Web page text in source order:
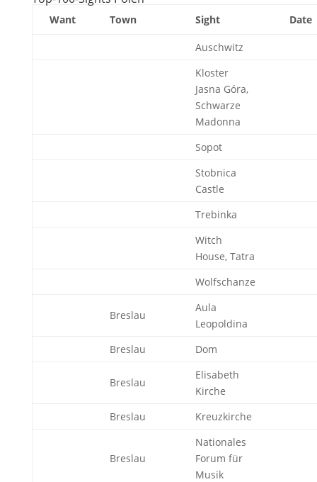
Want Town Sight Date
Auschwitz
Kloster
Jasna Góra,
Schwarze
Madonna
Sopot
Stobnica
Castle
Trebinka
Witch
House, Tatra
Wolfschanze
Breslau
Aula
Leopoldina
Breslau
Dom
Breslau
Elisabeth
Kirche
Breslau
Kreuzkirche
Breslau
Nationales
Forum für
Musik